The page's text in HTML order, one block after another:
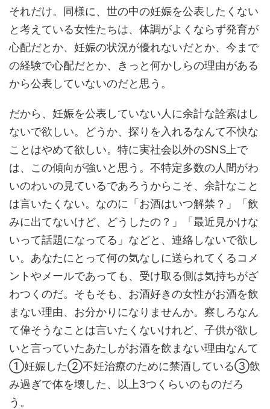
それだけ。同様に、世の中の妊娠を公表したくない
と考えている女性たちは、体調がよくならず発育が
心配だとか、妊娠の状況が優れないだとか、今まで
の経験で心配だとか、きっと何かしらの理由がある
から公表していないのだと思う。
だから、妊娠を公表していない人に余計な詮索はし
ないで欲しい。どうか、探りを入れるなんて不快な
ことはやめて欲しい。特に実社会以外のSNS上で
は、この傾向が強いと思う。不特定多数の人間がわ
いのわいの見ているであろうからこそ、余計なこと
は言いたくない。なのに「お酒はいつ解禁？」「飲
みに出てないけど、どうしたの？」「最近見かけな
いって話題になってる」などと、連絡しないで欲し
い。あなたにとって何の気なしに送られてくるコメ
ントやメールであっても、受け取る側は気持ちがざ
わつくのだ。そもそも、お酒好きの女性がお酒を飲
まない理由、お分かりになりませんか。察しろなん
て偉そうなことは言いたくないけれど、子供が欲し
いと言っていたあたしがお酒を飲まない理由なんて
①妊娠した②不妊治療のために禁酒している③飲
み過ぎで体を壊した、以上3つくらいのものだろ
う。